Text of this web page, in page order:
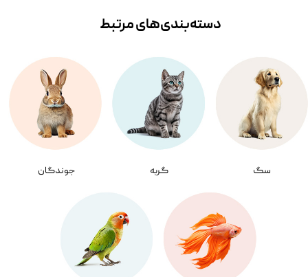
سگ گربه جوندگان
دسته‌بندی‌‌های مرتبط